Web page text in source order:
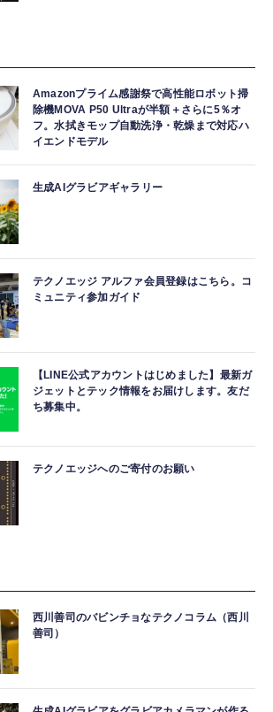
Amazonプライム感謝祭で高性能ロボット掃
除機MOVA P50 Ultraが半額＋さらに5％オ
フ。水拭きモップ自動洗浄・乾燥まで対応ハ
イエンドモデル
生成AIグラビアギャラリー
テクノエッジ アルファ会員登録はこちら。コ
ミュニティ参加ガイド
【LINE公式アカウントはじめました】最新ガ
ジェットとテック情報をお届けします。友だ
ち募集中。
テクノエッジへのご寄付のお願い
西川善司のバビンチョなテクノコラム（西川
善司）